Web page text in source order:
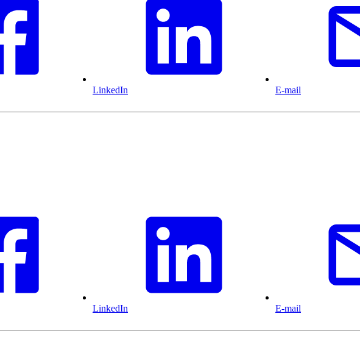
LinkedIn E-mail
LinkedIn E-mail